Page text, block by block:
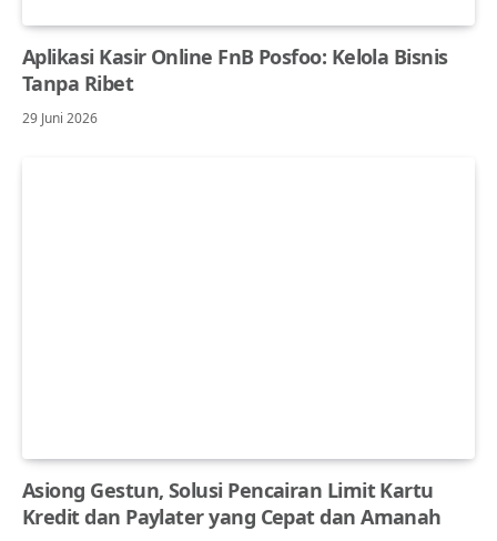
Aplikasi Kasir Online FnB Posfoo: Kelola Bisnis
Tanpa Ribet
29 Juni 2026
Asiong Gestun, Solusi Pencairan Limit Kartu
Kredit dan Paylater yang Cepat dan Amanah